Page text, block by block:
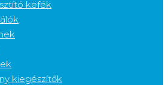
kefék
kiegészítők